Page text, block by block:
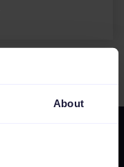
About